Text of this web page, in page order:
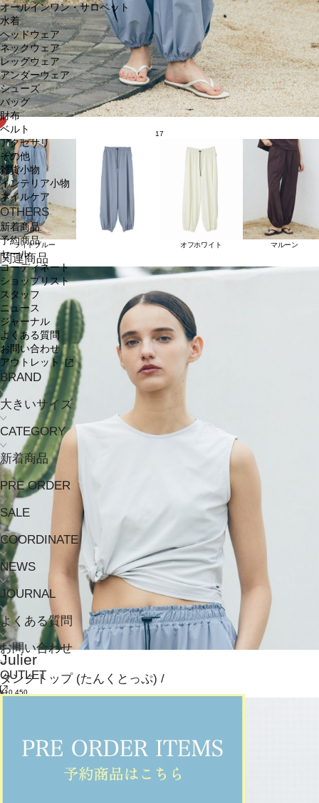
オールインワン・サロペット
水着
ヘッドウェア
ネックウェア
レッグウェア
アンダーウェア
シューズ
バッグ
財布
ベルト
アクセサリ
その他
雑貨小物
インテリア小物
ネイルケア
OTHERS
新着商品
予約商品
セール
コーディネート
ショップリスト
スタッフ
ニュース
ジャーナル
よくある質問
お問い合わせ
アウトレット
BRAND
大きいサイズ
CATEGORY
新着商品
PRE ORDER
SALE
COORDINATE
NEWS
JOURNAL
よくある質問
お問い合わせ
OUTLET
17
ライトブルー オフホワイト マルーン
関連商品
Julier
タンクトップ (たんくとっぷ) /
¥10,450